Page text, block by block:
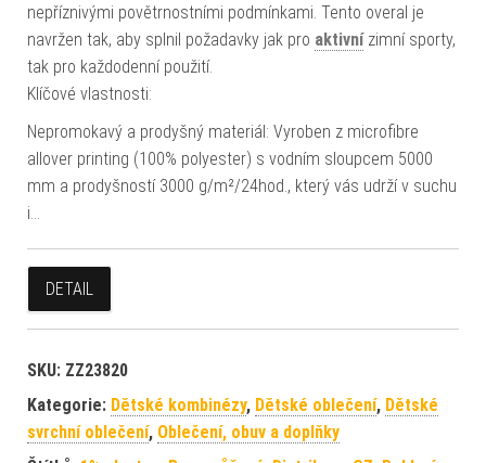
nepříznivými povětrnostními podmínkami. Tento overal je
navržen tak, aby splnil požadavky jak pro aktivnízimní sporty,
tak pro každodenní použití.
Klíčové vlastnosti:
Nepromokavý a prodyšný materiál: Vyroben z microfibre
allover printing (100% polyester) s vodním sloupcem 5000
mm a prodyšností 3000 g/m²/24hod., který vás udrží v suchu
i…
DETAIL
SKU: ZZ23820
Kategorie: Dětské kombinézy, Dětské oblečení, Dětské
svrchní oblečení, Oblečení, obuv a doplňky